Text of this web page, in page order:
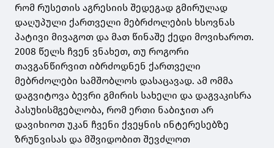
რომ რუსეთის აგრესიის შედეგად გმირულად
დაღუპული ქართველი მებრძოლების ხსოვნას
პატივი მივაგოთ და მათ წინაშე ქედი მოვიხაროთ.
2008 წელს ჩვენ ვნახეთ, თუ როგორი
თავგანწირვით იბრძოდნენ ქართველი
მებრძოლები სამშობლოს დასაცავად. ამ ომმა
დაგვიტოვა ბევრი გმირის სახელი და დაგვაკისრა
პასუხისმგებლობა, რომ ერთი ნაბიჯით არ
დავიხიოთ უკან ჩვენი ქვეყნის ინტერესებზე
ზრუნვისას და მშვიდობით შევძლოთ